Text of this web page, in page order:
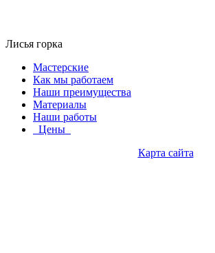
Лисья горка
Мастерские
Как мы работаем
Наши преимущества
Материалы
Наши работы
Цены
Карта сайта